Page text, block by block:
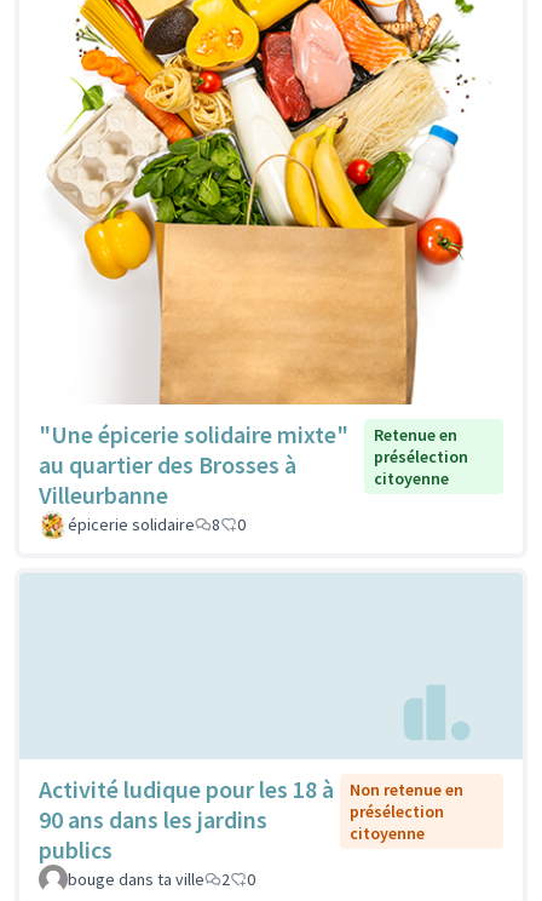
"Une épicerie solidaire mixte"
au quartier des Brosses à
Villeurbanne
Retenue en
présélection
citoyenne
épicerie solidaire 8 0
Activité ludique pour les 18 à
90 ans dans les jardins
publics
Non retenue en
présélection
citoyenne
bouge dans ta ville 2 0